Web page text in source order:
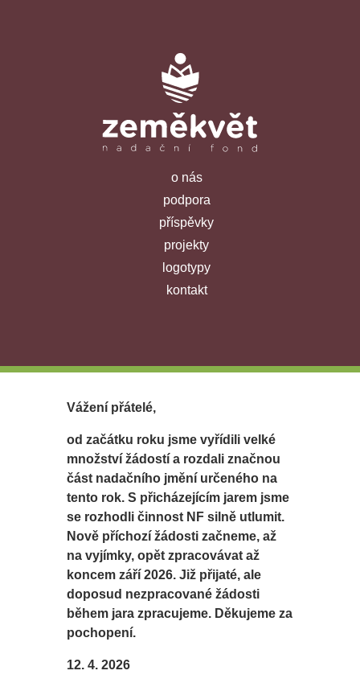
o nás
podpora
příspěvky
projekty
logotypy
kontakt
Vážení přátelé,
od začátku roku jsme vyřídili velké
množství žádostí a rozdali značnou
část nadačního jmění určeného na
tento rok. S přicházejícím jarem jsme
se rozhodli činnost NF silně utlumit.
Nově příchozí žádosti začneme, až
na vyjímky, opět zpracovávat až
koncem září 2026. Již přijaté, ale
doposud nezpracované žádosti
během jara zpracujeme. Děkujeme za
pochopení.
12. 4. 2026